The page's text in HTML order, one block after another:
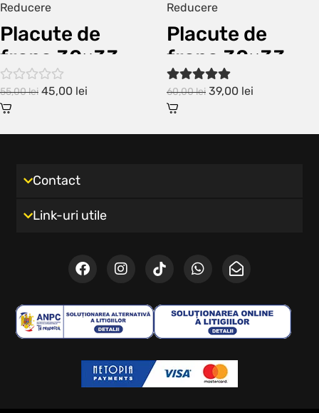
Reducere
Placute de
frana 30×33
mm metalice
55,00lei 45,00 lei
Reducere
Placute de
frana 30×33
mm
60,00lei 39,00 lei
Contact
Link-uri utile